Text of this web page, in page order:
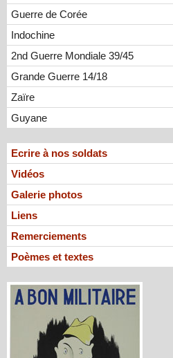
Guerre de Corée
Indochine
2nd Guerre Mondiale 39/45
Grande Guerre 14/18
Zaïre
Guyane
Ecrire à nos soldats
Vidéos
Galerie photos
Liens
Remerciements
Poèmes et textes